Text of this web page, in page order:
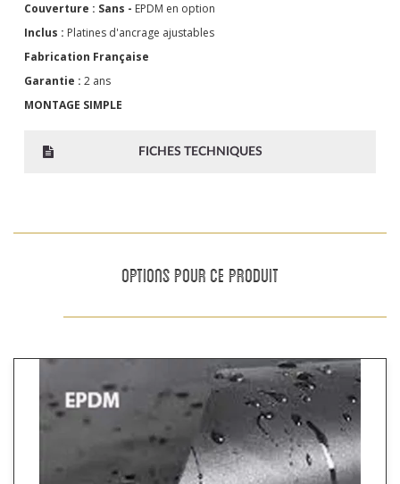
Couverture : Sans - EPDM en option
Inclus : Platines d'ancrage ajustables
Fabrication Française
Garantie : 2 ans
MONTAGE SIMPLE
FICHES TECHNIQUES
OPTIONS POUR CE PRODUIT